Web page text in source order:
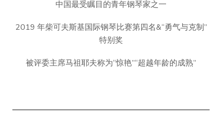
中国最受瞩目的青年钢琴家之一
2019 年柴可夫斯基国际钢琴比赛第四名&“勇气与克制”
特别奖
被评委主席马祖耶夫称为“惊艳”“超越年龄的成熟”